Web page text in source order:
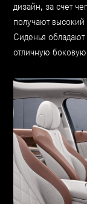
дизайн, за счет
получают
Сиденья
отличную